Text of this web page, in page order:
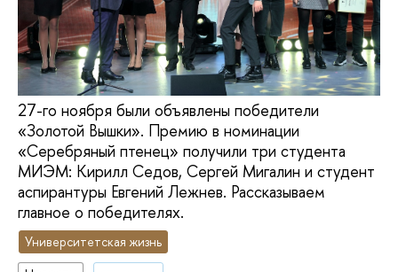
27-го ноября были объявлены победители
«Золотой Вышки». Премию в номинации
«Серебряный птенец» получили три студента
МИЭМ: Кирилл Седов, Сергей Мигалин и студент
аспирантуры Евгений Лежнев. Рассказываем
главное о победителях.
Университетская жизнь